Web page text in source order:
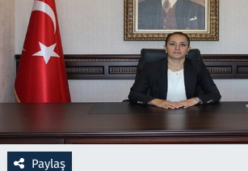
Paylaş
Ramazan
Resmi İlanlar
Rüya Tabirleri
Sağlık